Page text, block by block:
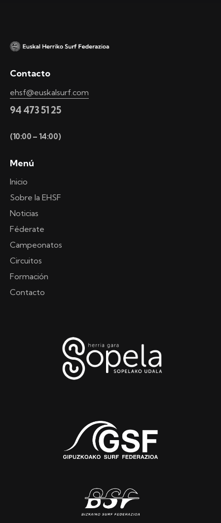
Contacto
ehsf@euskalsurf.com
94 473 51 25
(10:00 – 14:00)
Menú
Inicio
Sobre la EHSF
Noticias
Féderate
Campeonatos
Circuitos
Formación
Contacto